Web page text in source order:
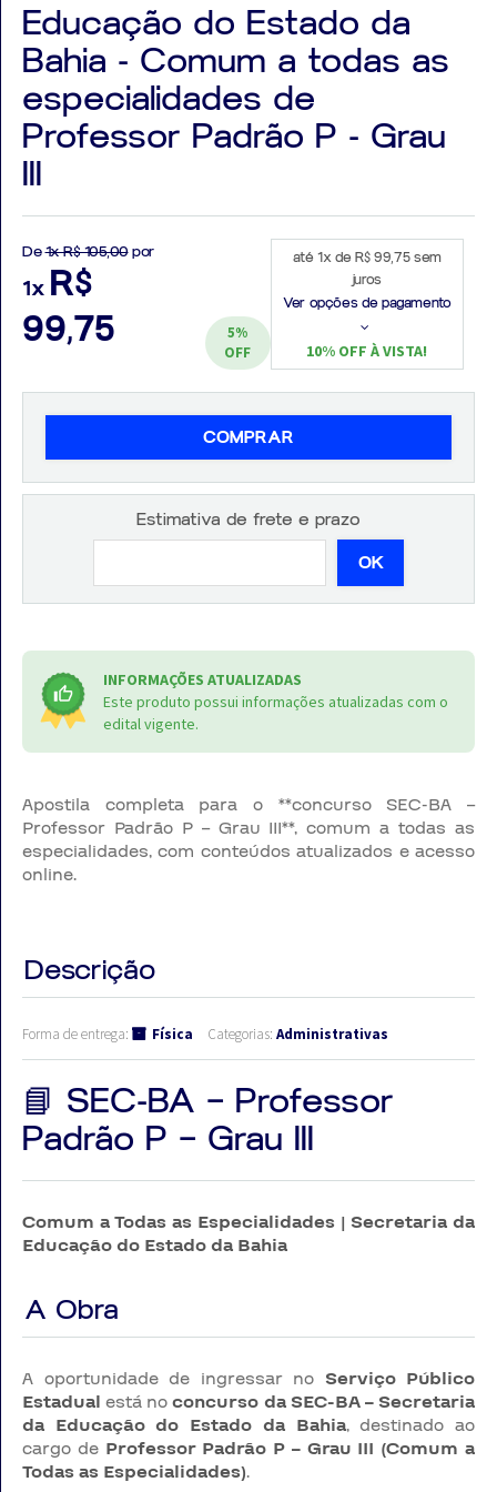
Aprovados
Aulas
Educação do Estado da
Bahia - Comum a todas as
especialidades de
Professor Padrão P - Grau
III
De 1x R$ 105,00por
1x R$
99,75
5%
OFF
até 1x de R$ 99,75 sem
juros
Ver opções de pagamento
10% OFF À VISTA!
COMPRAR
Estimativa de frete e prazo
OK
INFORMAÇÕES ATUALIZADAS
Este produto possui informações atualizadas com o
edital vigente.
Apostila completa para o **concurso SEC-BA –
Professor Padrão P – Grau III**, comum a todas as
especialidades, com conteúdos atualizados e acesso
online.
Descrição
Forma de entrega: Física Categorias: Administrativas
📘 SEC-BA – Professor
Padrão P – Grau III
Comum a Todas as Especialidades | Secretaria da
Educação do Estado da Bahia
A Obra
A oportunidade de ingressar no Serviço Público
Estadual está noconcurso da SEC-BA – Secretaria
da Educação do Estado da Bahia, destinado ao
cargo de Professor Padrão P – Grau III (Comum a
Todas as Especialidades).